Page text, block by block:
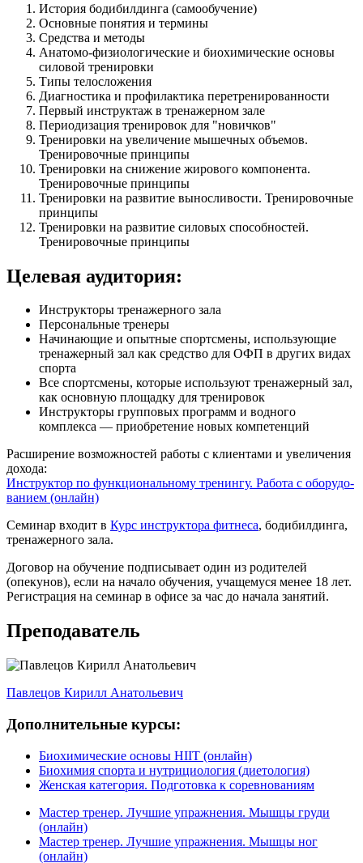
История бодибилдинга (самообучение)
Основные понятия и термины
Средства и методы
Анатомо-физиологи­ческие и биохимические основы
силовой тренировки
Типы телосложения
Диагностика и профилак­тика перетренированности
Первый инструктаж в тренажерном зале
Периодизация тренировок для "новичков"
Тренировки на увеличение мышечных объемов.
Тренировочные принципы
Тренировки на снижение жирового компонента.
Тренировочные принципы
Тренировки на развитие выносливости. Тренировочные
принципы
Тренировки на развитие силовых способностей.
Тренировочные принципы
Целевая аудитория:
Инструкторы тренажерного зала
Персональ­ные тренеры
Начинающие и опытные спортсмены, использующие
тренажерный зал как средство для ОФП в других видах
спорта
Все спортсмены, которые используют тренажерный зал,
как основную площадку для тренировок
Инструкторы групповых программ и водного
комплекса — приобретение новых компетенций
Расширение возможностей работы с клиентами и увеличения
дохода:
Инструктор по функциональ­ному тренингу. Работа с оборудо­
ванием (онлайн)
Семинар входит в Курс инструктора фитнеса, бодибилдинга,
тренажерного зала.
Договор на обучение подписывает один из родителей
(опекунов), если на начало обучения, учащемуся менее 18 лет.
Регистрация на семинар в офисе за час до начала занятий.
Преподаватель
Павлецов Кирилл Анатольевич
Дополнительные курсы:
Биохимические основы HIIT (онлайн)
Биохимия спорта и нутрициология (диетология)
Женская категория. Подготовка к соревнованиям
Мастер тренер. Лучшие упражнения. Мышцы груди
(онлайн)
Мастер тренер. Лучшие упражнения. Мышцы ног
(онлайн)